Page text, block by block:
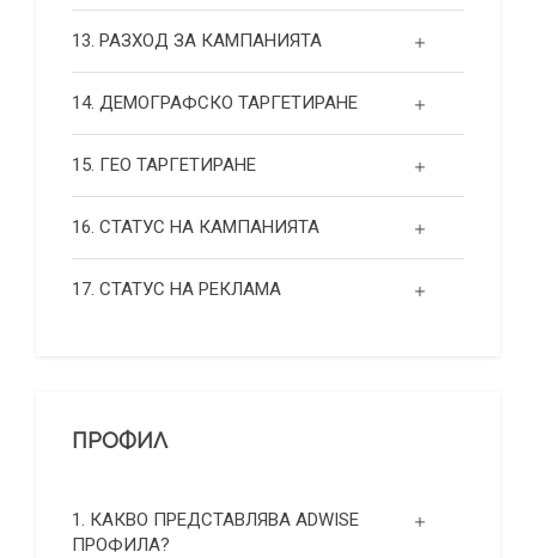
13. РАЗХОД ЗА КАМПАНИЯТА
14. ДЕМОГРАФСКО ТАРГЕТИРАНЕ
15. ГЕО ТАРГЕТИРАНЕ
16. СТАТУС НА КАМПАНИЯТА
17. СТАТУС НА РЕКЛАМА
ПРОФИЛ
1. КАКВО ПРЕДСТАВЛЯВА ADWISE
ПРОФИЛА?